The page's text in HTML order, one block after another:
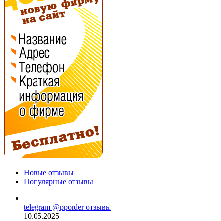
Новые отзывы
Популярные отзывы
telegram @pporder отзывы
10.05.2025